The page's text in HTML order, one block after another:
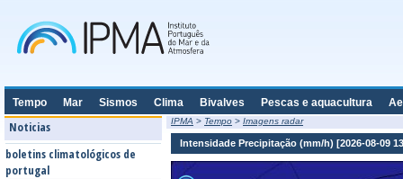
Tempo Mar Sismos Clima Bivalves Pescas e aquacultura
Noticias
boletins climatológicos de
portugal
IPMA > Tempo > Imagens radar
Intensidade Precipitação (mm/h) [2026-08-09